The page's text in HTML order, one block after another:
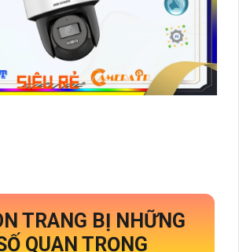
TRANG BỊ NHỮNG
QUAN TRỌNG